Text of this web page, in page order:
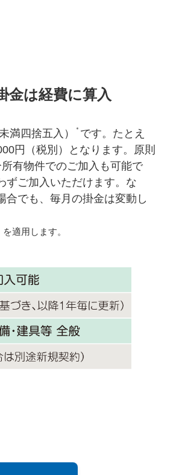
金は経費に算入
満四捨五入） ＊ です。たとえ
円（税別）となります。原則
有物件でのご加入も可能で
ずご加入いただけます。な
合でも、毎月の掛金は変動し
適用します。